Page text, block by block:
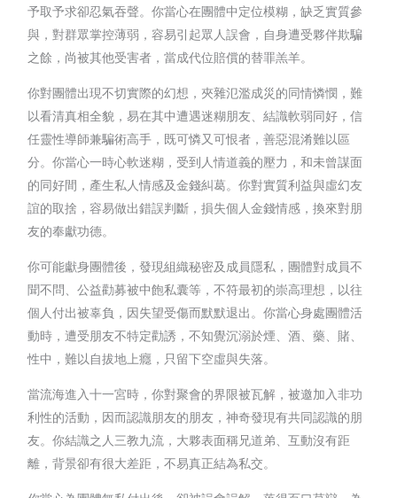
予取予求卻忍氣吞聲。你當心在團體中定位模糊，缺乏實質參
與，對群眾掌控薄弱，容易引起眾人誤會，自身遭受夥伴欺騙
之餘，尚被其他受害者，當成代位賠償的替罪羔羊。
你對團體出現不切實際的幻想，夾雜氾濫成災的同情憐憫，難
以看清真相全貌，易在其中遭遇迷糊朋友、結識軟弱同好，信
任靈性導師兼騙術高手，既可憐又可恨者，善惡混淆難以區
分。你當心一時心軟迷糊，受到人情道義的壓力，和未曾謀面
的同好間，產生私人情感及金錢糾葛。你對實質利益與虛幻友
誼的取捨，容易做出錯誤判斷，損失個人金錢情感，換來對朋
友的奉獻功德。
你可能獻身團體後，發現組織秘密及成員隱私，團體對成員不
聞不問、公益勸募被中飽私囊等，不符最初的崇高理想，以往
個人付出被辜負，因失望受傷而默默退出。你當心身處團體活
動時，遭受朋友不特定勸誘，不知覺沉溺於煙、酒、藥、賭、
性中，難以自拔地上癮，只留下空虛與失落。
當流海進入十一宮時，你對聚會的界限被瓦解，被邀加入非功
利性的活動，因而認識朋友的朋友，神奇發現有共同認識的朋
友。你結識之人三教九流，大夥表面稱兄道弟、互動沒有距
離，背景卻有很大差距，不易真正結為私交。